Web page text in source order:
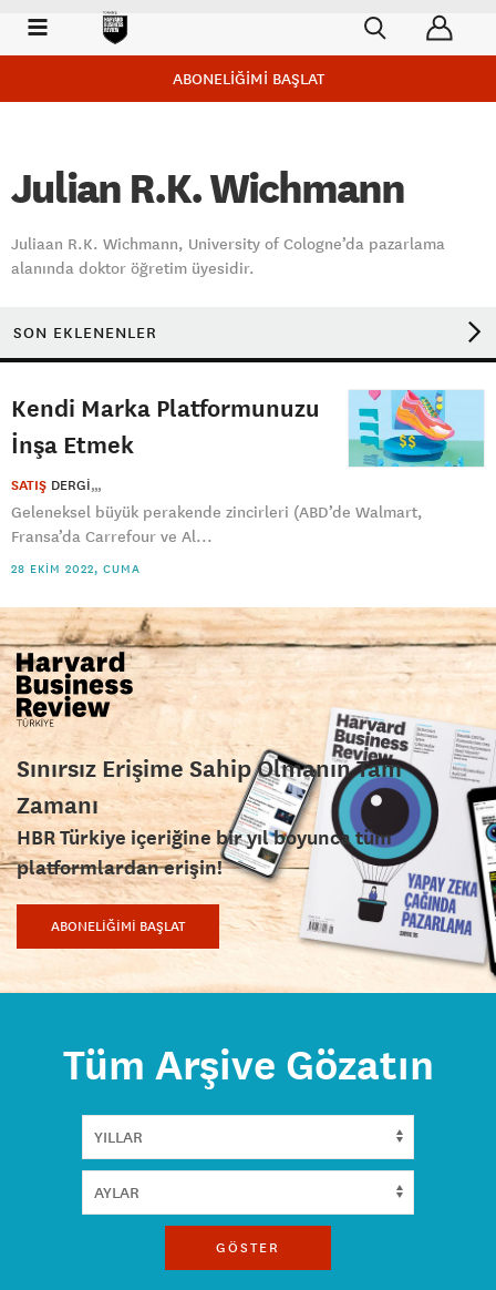
ABONELİĞİMİ BAŞLAT
Julian R.K. Wichmann
Juliaan R.K. Wichmann, University of Cologne’da pazarlama
alanında doktor öğretim üyesidir.
SON EKLENENLER
Kendi Marka Platformunuzu
İnşa Etmek
SATIŞ DERGI
Geleneksel büyük perakende zincirleri (ABD’de Walmart,
Fransa’da Carrefour ve Al...
28 EKIM 2022, CUMA
Sınırsız Erişime Sahip Olmanın Tam
Zamanı
HBR Türkiye içeriğine bir yıl boyunca tüm
platformlardan erişin!
ABONELİĞİMİ BAŞLAT
Tüm Arşive Gözatın
GÖSTER